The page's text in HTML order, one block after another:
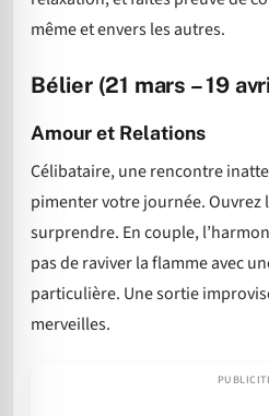
même et envers les autres.
Bélier (21 mars – 19
Amour et Relations
Célibataire, une rencontre
pimenter votre journée. Ouvrez
surprendre. En couple,
pas de raviver la flamme avec
particulière. Une sortie
merveilles.